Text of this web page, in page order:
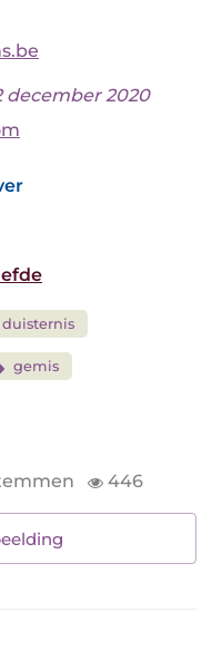
december 2020
duisternis
gemis
446